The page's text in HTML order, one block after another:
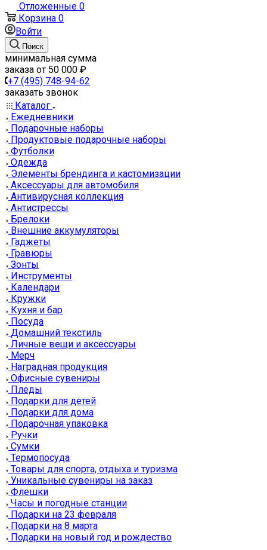
Отложенные 0
Корзина 0
Войти
Поиск
минимальная сумма
заказа от 50 000 ₽
+7 (495) 748-94-62
заказать звонок
Каталог
Ежедневники
Подарочные наборы
Продуктовые подарочные наборы
Футболки
Одежда
Элементы брендинга и кастомизации
Аксессуары для автомобиля
Антивирусная коллекция
Антистрессы
Брелоки
Внешние аккумуляторы
Гаджеты
Гравюры
Зонты
Инструменты
Календари
Кружки
Кухня и бар
Посуда
Домашний текстиль
Личные вещи и аксессуары
Мерч
Наградная продукция
Офисные сувениры
Пледы
Подарки для детей
Подарки для дома
Подарочная упаковка
Ручки
Сумки
Термопосуда
Товары для спорта, отдыха и туризма
Уникальные сувениры на заказ
Флешки
Часы и погодные станции
Подарки на 23 февраля
Подарки на 8 марта
Подарки на новый год и рождество